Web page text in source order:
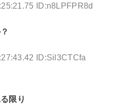
ID:n8LPFPR8d
ID:Sil3CTCfa
限り